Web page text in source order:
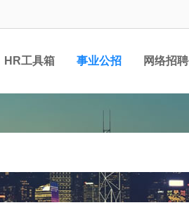
HR工具箱 事业公招 网络招